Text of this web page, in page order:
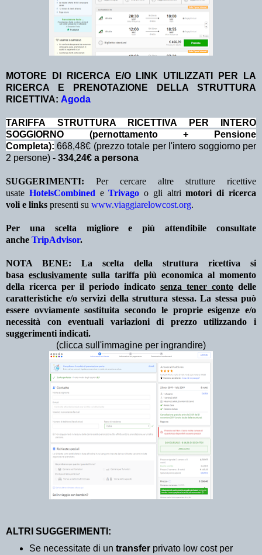
MOTORE DI RICERCA E/O LINK UTILIZZATI PER LA
RICERCA E PRENOTAZIONE DELLA STRUTTURA
RICETTIVA: Agoda
TA RIFFA STRUTTURA RICETTIVA PER INTERO
SOGGIORNO (pernottamento + Pensione
Completa): 668,48€ (prezzo totale per l'intero soggiorno per
2 persone) - 334,24€ a persona
SUGGERIMENTI: Per cercare altre strutture ricettive
usate HotelsCombined eTrivago o gli altrimotori di ricerca
voli e links presenti su www.viaggiarelowcost.org.
Per una scelta migliore e più attendibile consultate
anche TripAdvisor.
NOTA BENE: La scelta della struttura ricettiva si
basa esclusivamente sulla tariffa più economica al momento
della ricerca per il periodo indicato senza tener conto delle
caratteristiche e/o servizi della struttura stessa. La stessa può
essere ovviamente sostituita secondo le proprie esigenze e/o
necessità con eventuali variazioni di prezzo utilizzando i
suggerimenti indicati.
(clicca sull'immagine per ingrandire)
ALTRI SUGGERIMENTI:
Se necessitate di un transfer privato low cost per